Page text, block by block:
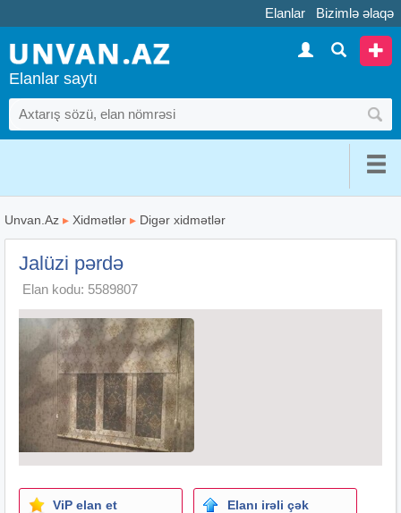
Elanlar Bizimlə əlaqə
Elanlar saytı
Unvan.Az ▸ Xidmətlər ▸ Digər xidmətlər
Jalüzi pərdə
Elan kodu: 5589807
ViP elan et Elanı irəli çək